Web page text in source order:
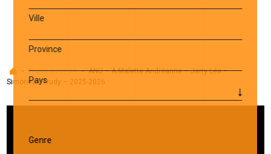
Accueil
- Projet accepté - ANU – A.Malette Andréanne – Jarry Léa –
Simoneau Trudy – 2025-2026
Ville
Province
Pays
Genre